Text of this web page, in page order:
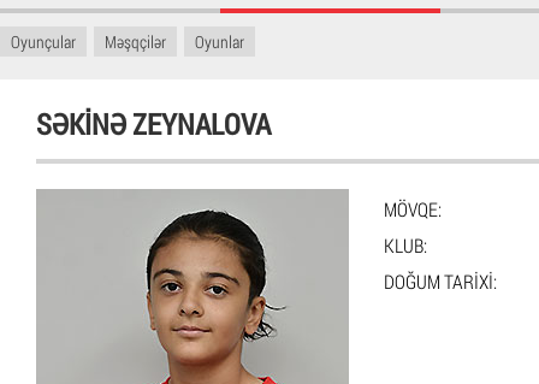
Oyunçular Məşqçilər Oyunlar
SƏKINƏ ZEYNALOVA
MÖVQE:
KLUB:
DOĞUM TARIXI: